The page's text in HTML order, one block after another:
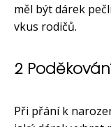
měl být dárek
vkus rodičů.
2
Při přání k